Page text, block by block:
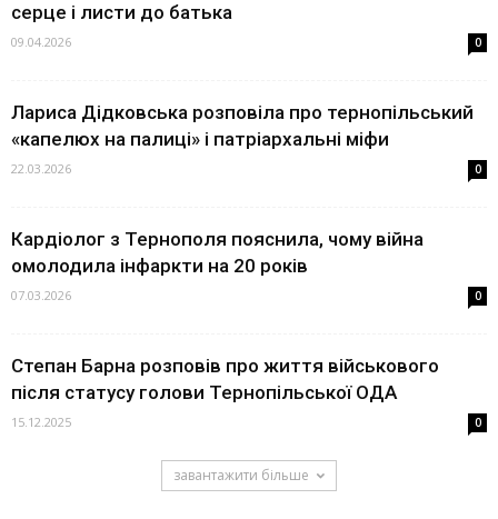
серце і листи до батька
09.04.2026 0
Лариса Дідковська розповіла про тернопільський
«капелюх на палиці» і патріархальні міфи
22.03.2026 0
Кардіолог з Тернополя пояснила, чому війна
омолодила інфаркти на 20 років
07.03.2026 0
Степан Барна розповів про життя військового
після статусу голови Тернопільської ОДА
15.12.2025 0
завантажити більше